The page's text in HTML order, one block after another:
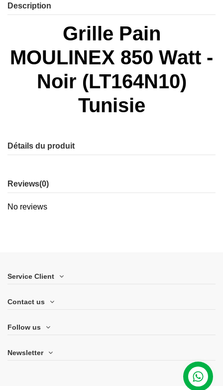
Description
Grille Pain
MOULINEX 850 Watt -
Noir (LT164N10)
Tunisie
Détails du produit
Reviews(0)
No reviews
Service Client
Contact us
Follow us
Newsletter